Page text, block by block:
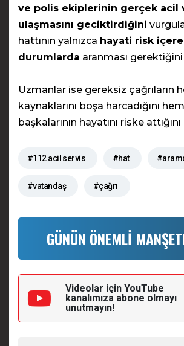
ve polis ekiplerinin gerçek acil
ulaşmasını geciktirdiğini
hattının yalnızca hayati risk
durumlarda aranması gerektiğini
Uzmanlar ise gereksiz çağrıların
kaynaklarını boşa harcadığını
başkalarının hayatını riske
#112 acil servis #hat
#vatandaş #çağrı
GÜNÜN ÖNEMLİ
Videolar için YouTube
kanalımıza abone olmayı
unutmayın!